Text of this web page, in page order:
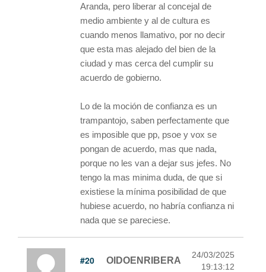
Aranda, pero liberar al concejal de
medio ambiente y al de cultura es
cuando menos llamativo, por no decir
que esta mas alejado del bien de la
ciudad y mas cerca del cumplir su
acuerdo de gobierno.
Lo de la moción de confianza es un
trampantojo, saben perfectamente que
es imposible que pp, psoe y vox se
pongan de acuerdo, mas que nada,
porque no les van a dejar sus jefes. No
tengo la mas minima duda, de que si
existiese la mínima posibilidad de que
hubiese acuerdo, no habría confianza ni
nada que se pareciese.
#20 OIDOENRIBERA
24/03/2025
19:13:12